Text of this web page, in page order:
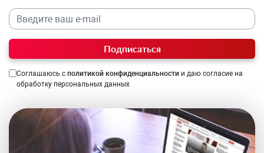
Подписаться
Соглашаюсь с политикой конфиденциальности и даю согласие на
обработку персональных данных